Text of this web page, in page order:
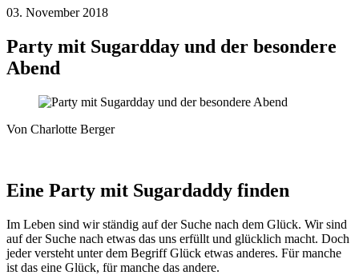
03. November 2018
Party mit Sugardday und der besondere
Abend
Von Charlotte Berger
Eine Party mit Sugardaddy finden
Im Leben sind wir ständig auf der Suche nach dem Glück. Wir sind
auf der Suche nach etwas das uns erfüllt und glücklich macht. Doch
jeder versteht unter dem Begriff Glück etwas anderes. Für manche
ist das eine Glück, für manche das andere.